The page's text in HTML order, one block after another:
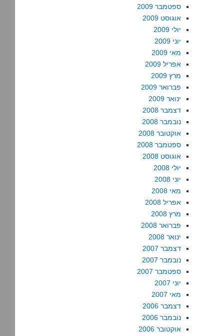
ספטמבר 2009
אוגוסט 2009
יולי 2009
יוני 2009
מאי 2009
אפריל 2009
מרץ 2009
פברואר 2009
ינואר 2009
דצמבר 2008
נובמבר 2008
אוקטובר 2008
ספטמבר 2008
אוגוסט 2008
יולי 2008
יוני 2008
מאי 2008
אפריל 2008
מרץ 2008
פברואר 2008
ינואר 2008
דצמבר 2007
נובמבר 2007
ספטמבר 2007
יוני 2007
מאי 2007
דצמבר 2006
נובמבר 2006
אוקטובר 2006